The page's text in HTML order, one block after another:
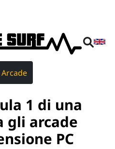
Arcade
1 di una
gli arcade
PC